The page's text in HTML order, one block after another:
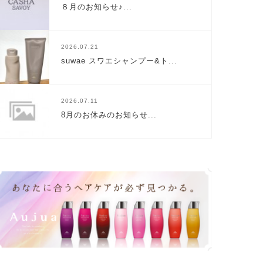
８月のお知らせ♪...
2026.07.21
suwae スワエシャンプー&ト...
2026.07.11
8月のお休みのお知らせ...